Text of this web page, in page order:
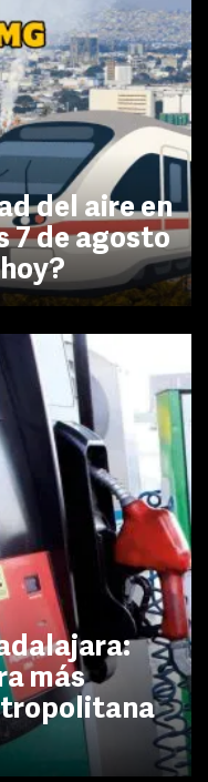
del aire en
7 de agosto
más